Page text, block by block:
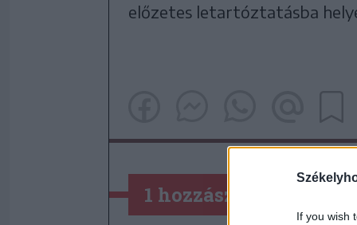
If you wish
előzetes letartóztatásba
1 hozzászólás